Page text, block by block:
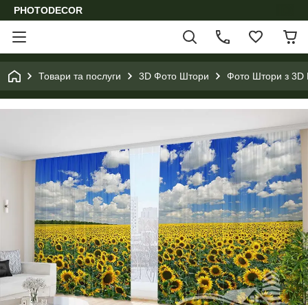
PHOTODECOR
Товари та послуги 3D Фото Штори Фото Штори з 3D